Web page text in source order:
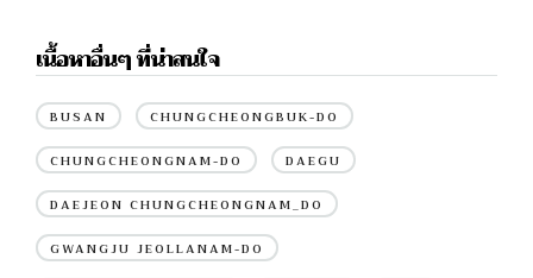
เนื้อหาอื่นๆ ที่น่าสนใจ
BUSAN CHUNGCHEONGBUK-DO
CHUNGCHEONGNAM-DO DAEGU
DAEJEON CHUNGCHEONGNAM_DO
GWANGJU JEOLLANAM-DO